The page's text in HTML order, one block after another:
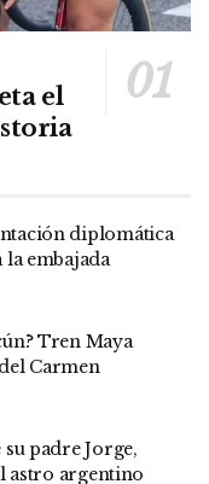
el
diplomática
la embajada
Tren Maya
Carmen
padre Jorge,
astro argentino